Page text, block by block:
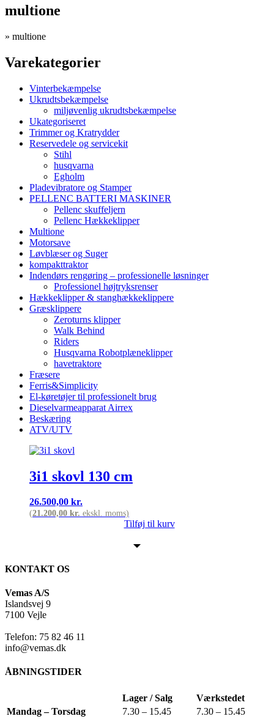
multione
» multione
Varekategorier
Vinterbekæmpelse
Ukrudtsbekæmpelse
miljøvenlig ukrudtsbekæmpelse
Ukategoriseret
Trimmer og Kratrydder
Reservedele og servicekit
Stihl
husqvarna
Egholm
Pladevibratore og Stamper
PELLENC BATTERI MASKINER
Pellenc skuffeljern
Pellenc Hækkeklipper
Multione
Motorsave
Løvblæser og Suger
kompakttraktor
Indendørs rengøring – professionelle løsninger
Professionel højtryksrenser
Hækkeklipper & stanghækkeklippere
Græsklippere
Zeroturns klipper
Walk Behind
Riders
Husqvarna Robotplæneklipper
havetraktore
Fræsere
Ferris&Simplicity
El-køretøjer til professionelt brug
Dieselvarmeapparat Airrex
Beskæring
ATV/UTV
3i1 skovl 130 cm
26.500,00 kr.
(21.200,00 kr. ekskl. moms)
Tilføj til kurv
KONTAKT OS
Vemas A/S
Islandsvej 9
7100 Vejle
Telefon: 75 82 46 11
info@vemas.dk
ÅBNINGSTIDER
Lager / Salg
Værkstedet
Mandag – Torsdag
7.30 – 15.45 7.30 – 15.45